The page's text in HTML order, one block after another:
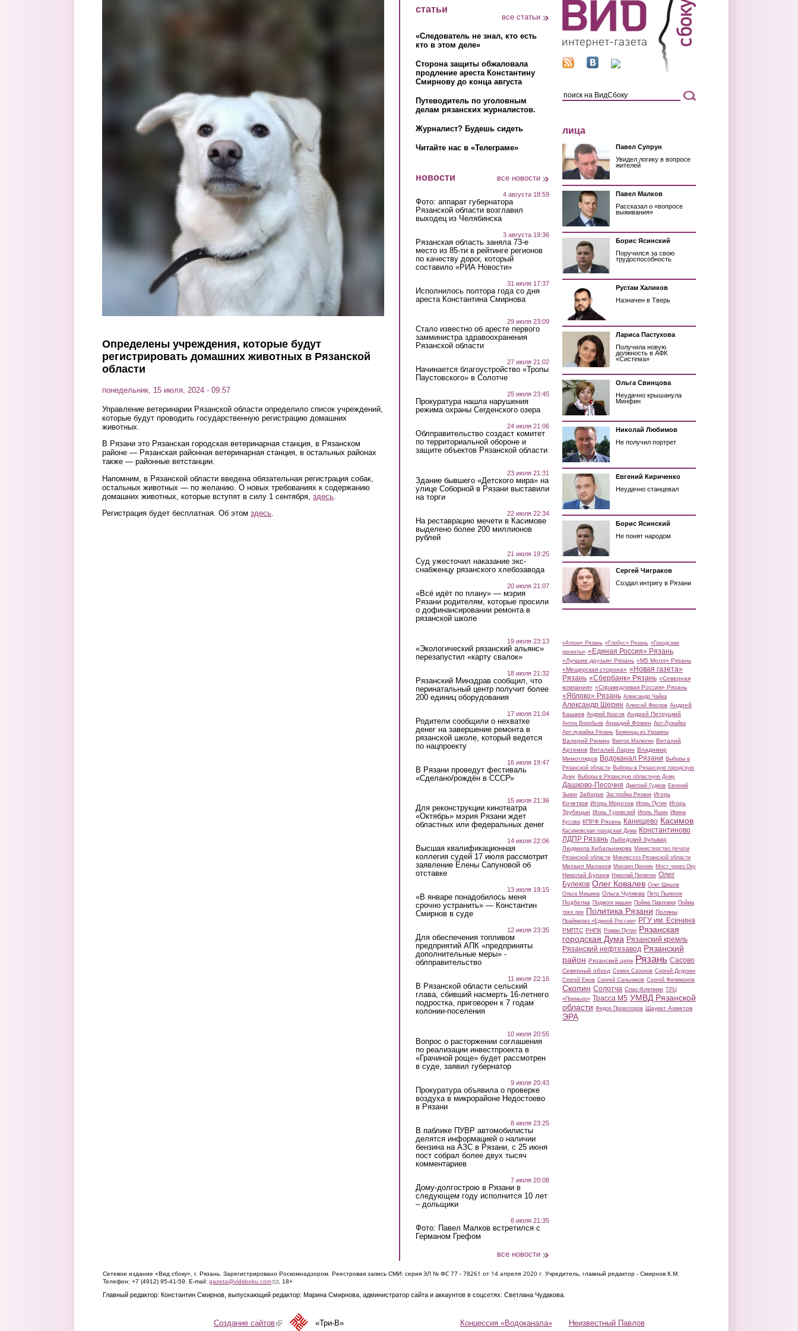
Определены учреждения, которые будут
регистрировать домашних животных в Рязанской
области
понедельник, 15 июля, 2024 - 09:57
Управление ветеринарии Рязанской области определило список учреждений,
которые будут проводить государственную регистрацию домашних
животных.
В Рязани это Рязанская городская ветеринарная станция, в Рязанском
районе — Рязанская районная ветеринарная станция, в остальных районах
также — районные ветстанции.
Напомним, в Рязанской области введена обязательная регистрация собак,
остальных животных — по желанию. О новых требованиях к содержанию
домашних животных, которые вступят в силу 1 сентября, здесь
Регистрация будет бесплатная. Об этом здесь
статьи
все статьи
«Следователь не знал, кто есть
кто в этом деле»
Сторона защиты обжаловала
продление ареста Константину
Смирнову до конца августа
Путеводитель по уголовным
делам рязанских журналистов.
Журналист? Будешь сидеть
Читайте нас в «Телеграме»
новости все новости
4 августа 18:59
Фото: аппарат губернатора
Рязанской области возглавил
выходец из Челябинска
3 августа 19:36
Рязанская область заняла 73-е
место из 85-ти в рейтинге регионов
по качеству дорог, который
составило «РИА Новости»
31 июля 17:37
Исполнилось полтора года со дня
ареста Константина Смирнова
29 июля 23:09
Стало известно об аресте первого
замминистра здравоохранения
Рязанской области
27 июля 21:02
Начинается благоустройство «Тропы
Паустовского» в Солотче
25 июля 23:45
Прокуратура нашла нарушения
режима охраны Сегденского озера
24 июля 21:06
Облправительство создаст комитет
по территориальной обороне и
защите объектов Рязанской области
23 июля 21:31
Здание бывшего «Детского мира» на
улице Соборной в Рязани выставили
на торги
22 июля 22:34
На реставрацию мечети в Касимове
выделено более 200 миллионов
рублей
21 июля 19:25
Суд ужесточил наказание экс-
снабженцу рязанского хлебозавода
20 июля 21:07
«Всё идёт по плану» — мэрия
Рязани родителям, которые просили
о дофинансировании ремонта в
рязанской школе
19 июля 23:13
«Экологический рязанский альянс»
перезапустил «карту свалок»
18 июля 21:32
Рязанский Минздрав сообщил, что
перинатальный центр получит более
200 единиц оборудования
17 июля 21:04
Родители сообщили о нехватке
денег на завершение ремонта в
рязанской школе, который ведется
по нацпроекту
16 июля 19:47
В Рязани проведут фестиваль
«Сделано/рождён в СССР»
15 июля 21:36
Для реконструкции кинотеатра
«Октябрь» мэрия Рязани ждет
областных или федеральных денег
14 июля 22:06
Высшая квалификационная
коллегия судей 17 июля рассмотрит
заявление Елены Сапуновой об
отставке
13 июля 19:15
«В январе понадобилось меня
срочно устранить» — Константин
Смирнов в суде
12 июля 23:35
Для обеспечения топливом
предприятий АПК «предприняты
дополнительные меры» -
облправительство
11 июля 22:16
В Рязанской области сельский
глава, сбивший насмерть 16-летнего
подростка, приговорен к 7 годам
колонии-поселения
10 июля 20:55
Вопрос о расторжении соглашения
по реализации инвестпроекта в
«Грачиной роще» будет рассмотрен
в суде, заявил губернатор
9 июля 20:43
Прокуратура объявила о проверке
воздуха в микрорайоне Недостоево
в Рязани
8 июля 23:25
В паблике ПУВР автомобилисты
делятся информацией о наличии
бензина на АЗС в Рязани, с 25 июня
пост собрал более двух тысяч
комментариев
7 июля 20:08
Дому-долгострою в Рязани в
следующем году исполнится 10 лет
– дольщики
6 июля 21:35
Фото: Павел Малков встретился с
Германом Грефом
все новости
лица
Павел Супрун
Увидел логику в вопросе
жителей
Павел Малков
Рассказал о «вопросе
выживания»
Борис Ясинский
Поручился за свою
трудоспособность
Рустам Халиков
Назначен в Тверь
Лариса Пастухова
Получила новую
должность в АФК
«Система»
Ольга Свинцова
Неудачно крышанула
Минфин
Николай Любимов
Не получил портрет
Евгений Кириченко
Неудачно станцевал
Борис Ясинский
Не понят народом
Сергей Чиграков
Создал интригу в Рязани
«Атрон» Рязань «Глобус» Рязань «Городские
проекты» «Единая Россия» Рязань
«Лучшие друзья» Рязань «М5 Молл» Рязань
«Мещерская сторона» «Новая газета»
Рязань «Сбербанк» Рязань «Северная
компания» «Справедливая Россия» Рязань
«Яблоко» Рязань Александр Чайка
Александр Шерин Алексей Фролов Андрей
Кашаев Андрей Красов Андрей Петруцкий
Антон Воробьев Аркадий Фомин Арт-Лужайка
Арт-лужайка Рязань Беженцы из Украины
Валерий Рюмин Виктор Малюгин Виталий
Артемов Виталий Ларин Владимир
Мимоглядов Водоканал Рязани Выборы в
Рязанской области Выборы в Рязанскую городскую
Думу Выборы в Рязанскую областную Думу
Дашково-Песочня Дмитрий Гудков Евгений
Зызин Заборье Застройка Рязани Игорь
Кочетков Игорь Морозов Игорь Путин Игорь
Трубицын Игорь Туровский Игорь Яшин Ирина
Кусова КПРФ Рязань Канищево Касимов
Касимовская городская Дума Константиново
ЛДПР Рязань Лыбедский бульвар
Людмила Кибальникова Министерство печати
Рязанской области Минлесхоз Рязанской области
Михаил Малахов Михаил Пронин Мост через Оку
Николай Булаев Николай Пилюгин Олег
Булеков Олег Ковалев Олег Шишов
Ольга Мишина Ольга Чуляева Петр Пыленок
Подбелка Поджоги машин Пойма Павловки Пойма
трех рек Политика Рязани Поляны
Праймериз «Единой России» РГУ им. Есенина
РМПТС РНПК Роман Путин Рязанская
городская Дума Рязанский кремль
Рязанский нефтезавод Рязанский
район Рязанский цирк Рязань Сасово
Северный обход Семен Сазонов Сергей Дудукин
Сергей Ежов Сергей Сальников Сергей Филимонов
Скопин Солотча Спас-Клепики ТРЦ
«Премьер» Трасса М5 УМВД Рязанской
области Федор Провоторов Шаукат Ахметов
ЭРА
Сетевое издание «Вид сбоку», г. Рязань. Зарегистрировано Роскомнадзором. Реестровая запись СМИ: серия ЭЛ № ФС 77 - 78261 от 14 апреля 2020 г. Учредитель, главный редактор - Смирнов К.М.
Телефон: +7 (4912) 95-41-59. E-mail: gazeta@vidsboku.com(link sends e-mail)
. 18+
Главный редактор: Константин Смирнов, выпускающий редактор: Марина Смирнова, администратор сайта и аккаунтов в соцсетях: Светлана Чудакова.
Концессия «Водоканала» Неизвестный Павлов
Создание сайтов(link is external)«Три-В»